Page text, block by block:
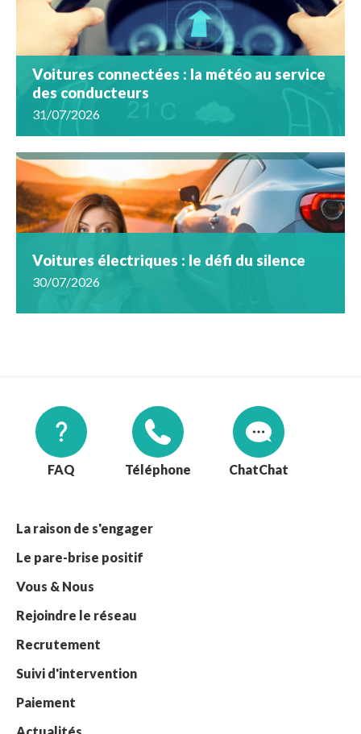
Voitures connectées : la météo au service
des conducteurs
31/07/2026
Voitures électriques : le défi du silence
30/07/2026
FAQ Téléphone Chat
La raison de s'engager
Le pare-brise positif
Vous & Nous
Rejoindre le réseau
Recrutement
Suivi d'intervention
Paiement
Actualités